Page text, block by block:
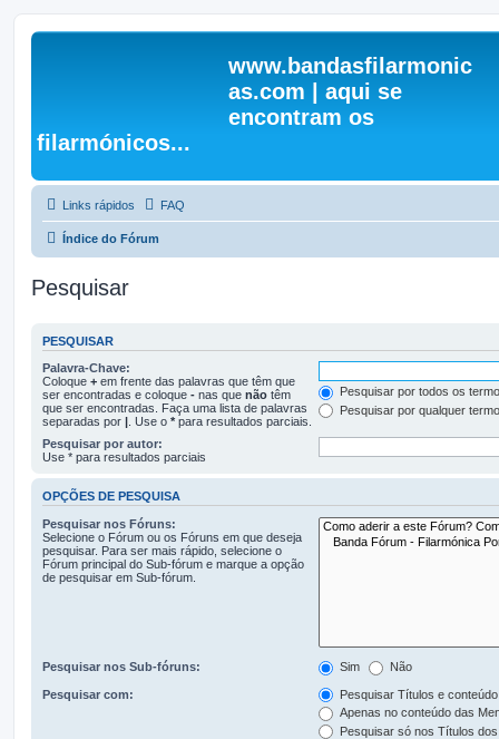
www.bandasfilarmonic
as.com | aqui se
encontram os
filarmónicos...
Links rápidos FAQ
Índice do Fórum
Pesquisar
PESQUISAR
Palavra-Chave:
Coloque + em frente das palavras que têm que
ser encontradas e coloque - nas que não têm
que ser encontradas. Faça uma lista de palavras
separadas por | . Use o * para resultados parciais.
Pesquisar por todos os
Pesquisar por qualquer
Pesquisar por autor:
Use * para resultados parciais
OPÇÕES DE PESQUISA
Pesquisar nos Fóruns:
Selecione o Fórum ou os Fóruns em que deseja
pesquisar. Para ser mais rápido, selecione o
Fórum principal do Sub-fórum e marque a opção
de pesquisar em Sub-fórum.
Pesquisar nos Sub-fóruns: Sim Não
Pesquisar com:
Pesquisar Títulos e
Apenas no conteúdo das
Pesquisar só nos Títulos